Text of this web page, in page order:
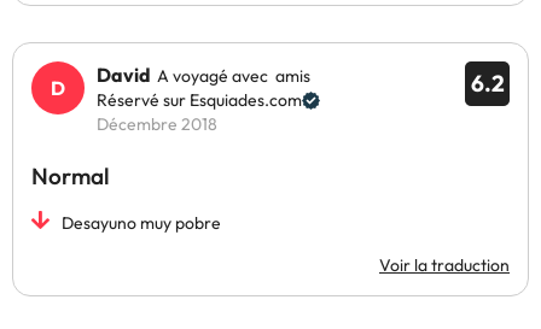
6.2
David A voyagé avec amis
Réservé sur Esquiades.com
Décembre 2018
Normal
Desayuno muy pobre
Voir la traduction